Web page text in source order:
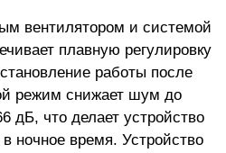
вентилятором и системой
плавную регулировку
работы после
режим снижает шум до
дБ, что делает устройство
ночное время. Устройство